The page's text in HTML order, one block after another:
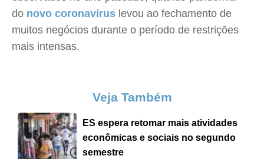
do novo coronavírus levou ao fechamento de
muitos negócios durante o período de restrições
mais intensas.
Veja Também
ES espera retomar mais atividades
econômicas e sociais no segundo
semestre